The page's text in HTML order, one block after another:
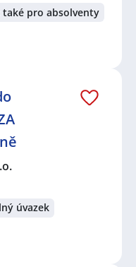
také pro absolventy
úvazek